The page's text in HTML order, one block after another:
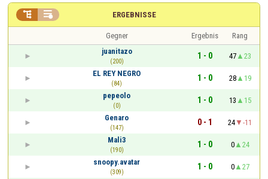
ERGEBNISSE
 
Gegner Ergebnis
Rang
juanitazo
(200)
1 - 0 47
23
EL REY NEGRO
(84)
1 - 0 28
19
pepeolo
(0)
1 - 0 13
15
Genaro
(147)
0 - 1 24
-11
Mali3
(190)
1 - 0 0
24
snoopy.avatar
(309)
1 - 0 0 27